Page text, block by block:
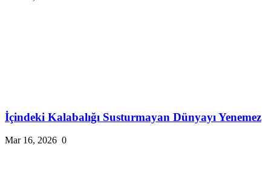
İçindeki Kalabalığı Susturmayan Dünyayı Yenemez
Mar 16, 2026 0